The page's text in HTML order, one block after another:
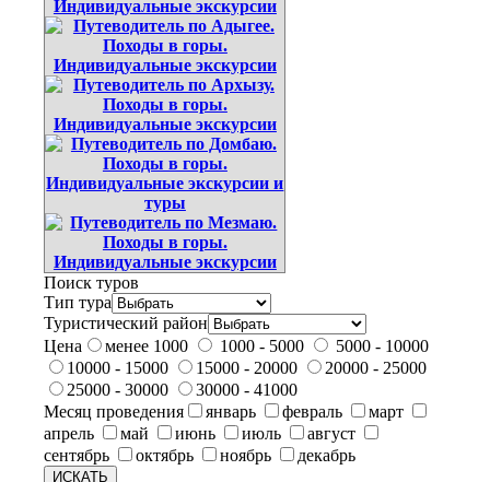
Поиск туров
Тип тура
Туристический район
Цена
менее 1000 1000 - 5000
5000 - 10000
10000 - 15000
15000 - 20000
20000 - 25000
25000 - 30000
30000 - 41000
Месяц проведения
январь февраль
март
апрель
май июнь июль
август
сентябрь
октябрь ноябрь декабрь